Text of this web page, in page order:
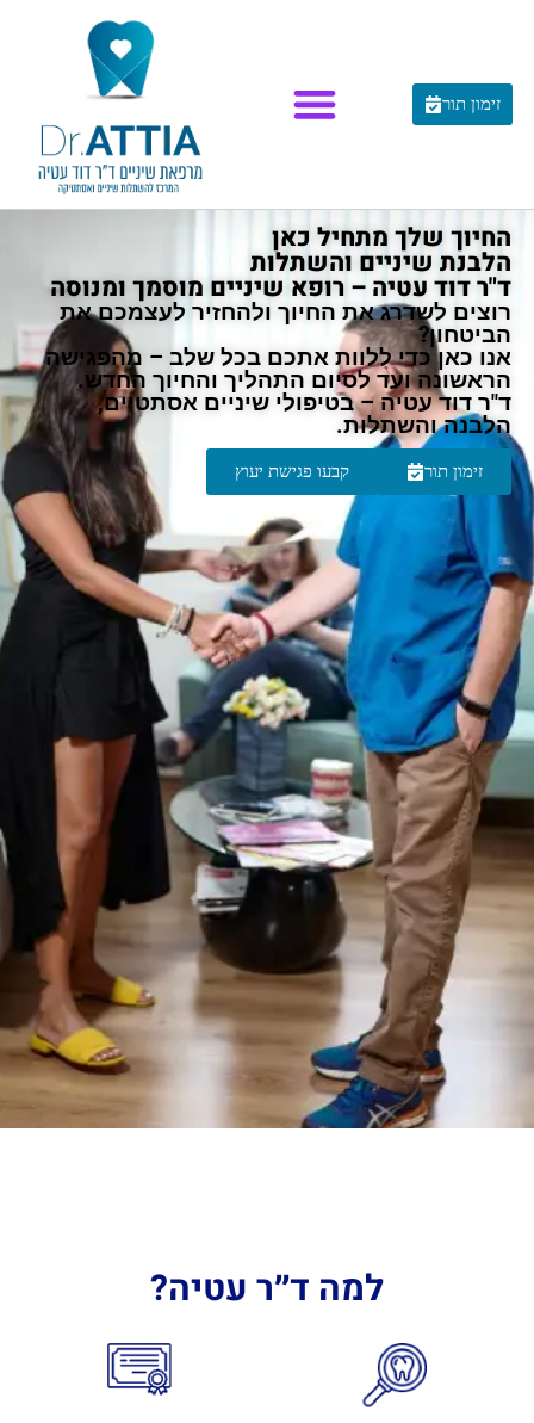
זימון תור
החיוך שלך מתחיל כאן
הלבנת שיניים והשתלות
ד"ר דוד עטיה – רופא שיניים מוסמך ומנוסה
רוצים לשדרג את החיוך ולהחזיר לעצמכם את
הביטחון?
אנו כאן כדי ללוות אתכם בכל שלב – מהפגישה
הראשונה ועד לסיום התהליך והחיוך החדש.
ד"ר דוד עטיה – בטיפולי שיניים אסתטיים,
הלבנה והשתלות.
זימון תור קבעו פגישת יעוץ
למה ד״ר עטיה?